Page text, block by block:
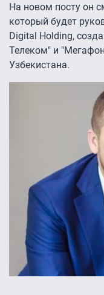
На новом посту он
который будет
Digital Holding,
Телеком" и
Узбекистана.